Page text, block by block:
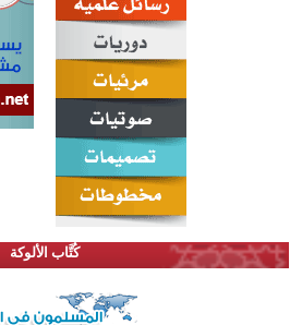
كُتَّاب الألوكة